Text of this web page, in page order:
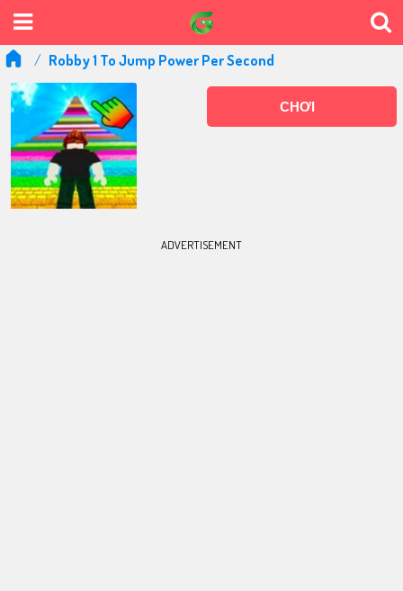
Robby 1 To Jump Power Per Second
CHƠI
ADVERTISEMENT